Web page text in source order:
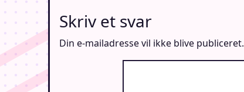
Skriv et svar
Din e-mailadresse vil ikke blive publiceret.